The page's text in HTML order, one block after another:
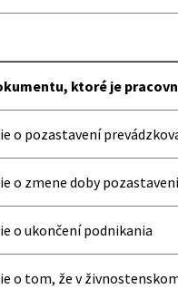
ktoré je
o pozastavení
o zmene doby
o ukončení podnikania
o tom, že v